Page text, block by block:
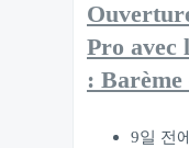
Pro avec
:
9일 전